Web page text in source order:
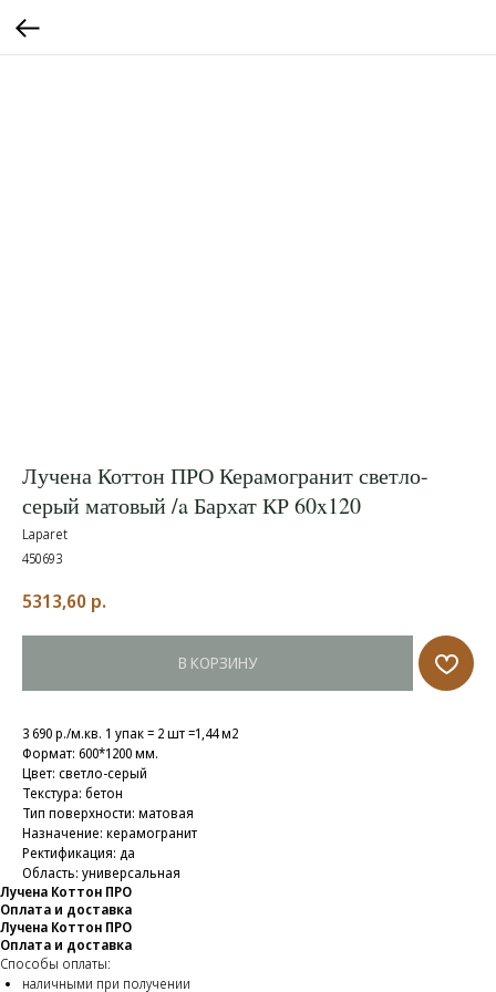
Лучена Коттон ПРО Керамогранит светло-
серый матовый /a Бархат КР 60x120
Laparet
450693
5313,60 р.
В КОРЗИНУ
3 690 р./м.кв. 1 упак = 2 шт =1,44 м2
Формат: 600*1200 мм.
Цвет: светло-серый
Текстура: бетон
Тип поверхности: матовая
Назначение: керамогранит
Ректификация: да
Область: универсальная
Лучена Коттон ПРО
Оплата и доставка
Лучена Коттон ПРО
Оплата и доставка
Способы оплаты:
наличными при получении